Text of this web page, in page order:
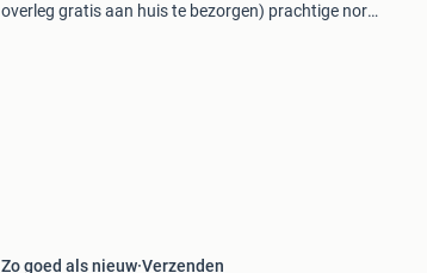
overleg gratis aan huis te bezorgen) prachtige nord
Zo goed als nieuw Verzenden